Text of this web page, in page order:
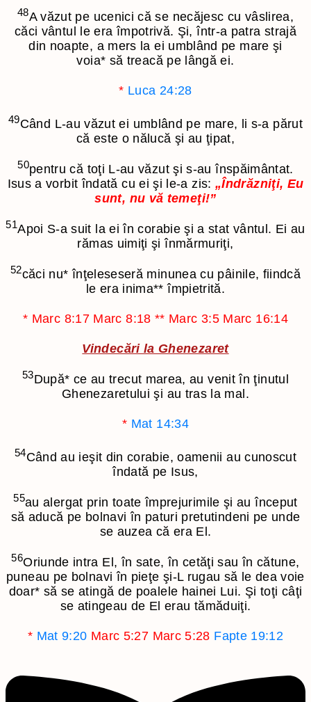
48A văzut pe ucenici că se necăjesc cu vâslirea,
căci vântul le era împotrivă. Şi, într-a patra strajă
din noapte, a mers la ei umblând pe mare şi
voia* să treacă pe lângă ei.
* Luca 24:28
49Când L-au văzut ei umblând pe mare, li s-a părut
că este o nălucă şi au ţipat,
50pentru că toţi L-au văzut şi s-au înspăimântat.
Isus a vorbit îndată cu ei şi le-a zis: „Îndrăzniţi, Eu
sunt, nu vă temeţi!”
51Apoi S-a suit la ei în corabie şi a stat vântul. Ei au
rămas uimiţi şi înmărmuriţi,
52căci nu* înţeleseseră minunea cu pâinile, fiindcă
le era inima** împietrită.
* Marc 8:17 Marc 8:18 ** Marc 3:5 Marc 16:14
Vindecări la Ghenezaret
53După* ce au trecut marea, au venit în ţinutul
Ghenezaretului şi au tras la mal.
* Mat 14:34
54Când au ieşit din corabie, oamenii au cunoscut
îndată pe Isus,
55au alergat prin toate împrejurimile şi au început
să aducă pe bolnavi în paturi pretutindeni pe unde
se auzea că era El.
56Oriunde intra El, în sate, în cetăţi sau în cătune,
puneau pe bolnavi în pieţe şi-L rugau să le dea voie
doar* să se atingă de poalele hainei Lui. Şi toţi câţi
se atingeau de El erau tămăduiţi.
* Mat 9:20 Marc 5:27 Marc 5:28 Fapte 19:12